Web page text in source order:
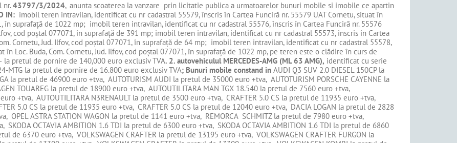
nr.43797/3/2024, anunta scoaterea la vanzare prin licitatie publica a urmatoarelor bunuri mobile si imobile ce apartin
IN: imobil teren intravilan, identificat cu nr cadastral 55579, înscris în Cartea Funciră nr. 55579 UAT Cornetu, situat în
în suprafață de 1022 mp; imobil teren intravilan, identificat cu nr cadastral 55576, înscris în Cartea Funciră nr. 55576
cod poștal 077071, în suprafață de 391 mp; imobil teren intravilan, identificat cu nr cadastral 55573, înscris în Cartea
Cornetu, Jud. Ilfov, cod poștal 077071, în suprafață de 64 mp; imobil teren intravilan, identificat cu nr cadastral 55578,
în Loc. Buda, Com. Cornetu, Jud. Ilfov, cod poștal 077071, în suprafață de 1022 mp, pe teren este o clădire în curs de
pretul de pornire de 140,000 euro exclusiv TVA. 2. autovehiculul MERCEDES-AMG (ML 63 AMG), identificat cu serie
MTG la pretul de pornire de 16.800 euro exclusiv TVA; Bunuri mobile constand in AUDI Q3 SUV 2.0 DIESEL 150CP la
la pretul de 46900 euro +tva, AUTOTURISM AUDI la pretul de 35000 euro +tva, AUTOTURISM PORSCHE CAYENNE la
TOUAREG la pretul de 18900 euro +tva, AUTOUTILITARA MAN TGX 18.540 la pretul de 7560 euro +tva,
+tva, AUTOUTILITARA N3RENAULT la pretul de 3500 euro +tva, CRAFTER 5.0 CS la pretul de 11935 euro +tva,
5.0 CS la pretul de 11935 euro +tva, CRAFTER 5.0 CS la pretul de 12040 euro +tva, DACIA LOGAN la pretul de 2828
ASTRA STATION WAGON la pretul de 1141 euro +tva, REMORCA SCHMITZ la pretul de 7980 euro +tva,
SKODA OCTAVIA AMBITION 1.6 TDI la pretul de 6300 euro +tva, SKODA OCTAVIA AMBITION 1.6 TDI la pretul de 6860
de 6370 euro +tva, VOLKSWAGEN CRAFTER la pretul de 13195 euro +tva, VOLKSWAGEN CRAFTER FURGON la